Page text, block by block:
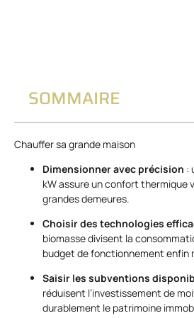
SOMMAIRE
Chauffer sa grande maison
Dimensionner avec précision :
kW assure un confort thermique
grandes demeures.
Choisir des technologies
biomasse divisent la
budget de fonctionnement enfin
Saisir les subventions
réduisent l’investissement de
durablement le patrimoine